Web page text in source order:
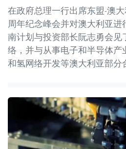
在政府总理一行出席东盟-澳
周年纪念峰会并对澳大利亚
南计划与投资部长阮志勇会见
络，并与从事电子和半导体
和氢网络开发等澳大利亚部分